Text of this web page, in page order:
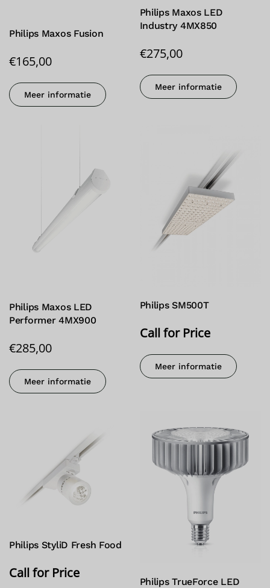
Philips Maxos Fusion
€165,00
Meer informatie
Philips Maxos LED
Industry 4MX850
€275,00
Meer informatie
Philips Maxos LED
Performer 4MX900
€285,00
Meer informatie
Philips SM500T
Call for Price
Meer informatie
Philips StyliD Fresh Food
Call for Price
Philips TrueForce LED